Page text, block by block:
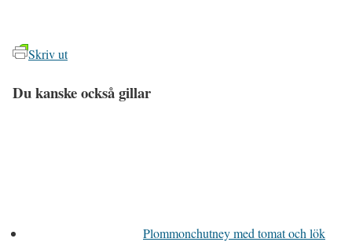
Skriv ut
Du kanske också gillar
Plommonchutney med tomat och lök